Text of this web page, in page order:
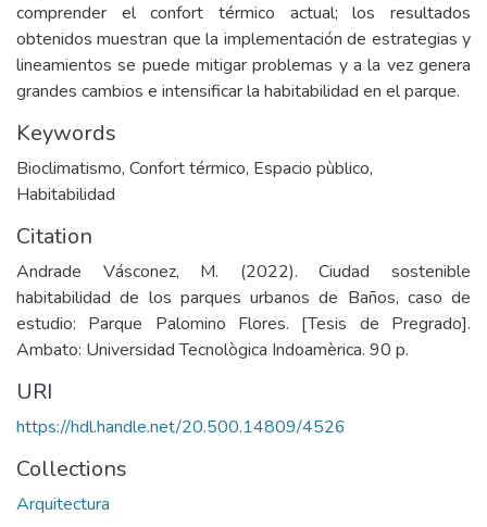
comprender el confort térmico actual; los resultados
obtenidos muestran que la implementación de estrategias y
lineamientos se puede mitigar problemas y a la vez genera
grandes cambios e intensificar la habitabilidad en el parque.
Keywords
Bioclimatismo, Confort térmico, Espacio pùblico,
Habitabilidad
Citation
Andrade Vásconez, M. (2022). Ciudad sostenible
habitabilidad de los parques urbanos de Baños, caso de
estudio: Parque Palomino Flores. [Tesis de Pregrado].
Ambato: Universidad Tecnològica Indoamèrica. 90 p.
URI
https://hdl.handle.net/20.500.14809/4526
Collections
Arquitectura